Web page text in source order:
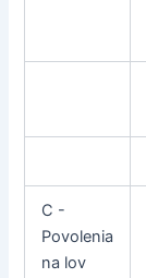
C -
Povolenia
na lov